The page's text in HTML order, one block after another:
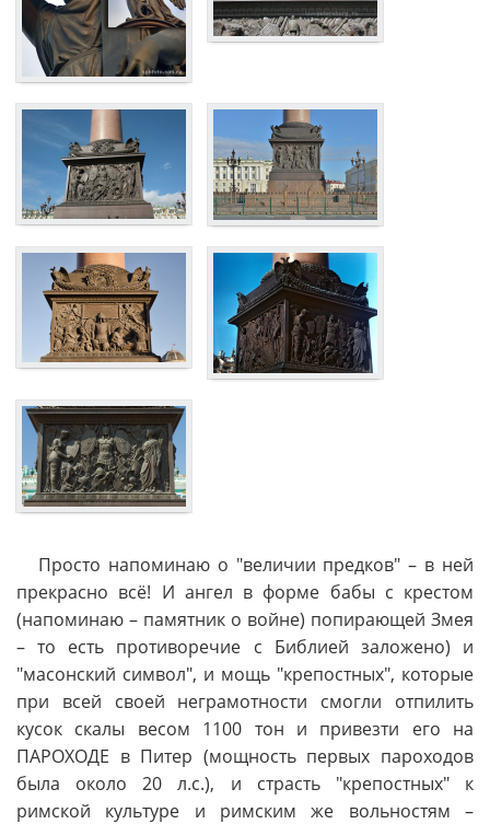
Просто напоминаю о "величии предков" – в ней
прекрасно всё! И ангел в форме бабы с крестом
(напоминаю – памятник о войне) попирающей Змея
– то есть противоречие с Библией заложено) и
"масонский символ", и мощь "крепостных", которые
при всей своей неграмотности смогли отпилить
кусок скалы весом 1100 тон и привезти его на
ПАРОХОДЕ в Питер (мощность первых пароходов
была около 20 л.с.), и страсть "крепостных" к
римской культуре и римским же вольностям –